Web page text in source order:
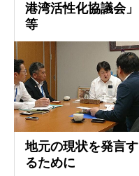
港湾活性化協議会」
等
地元の現状を発言す
るために